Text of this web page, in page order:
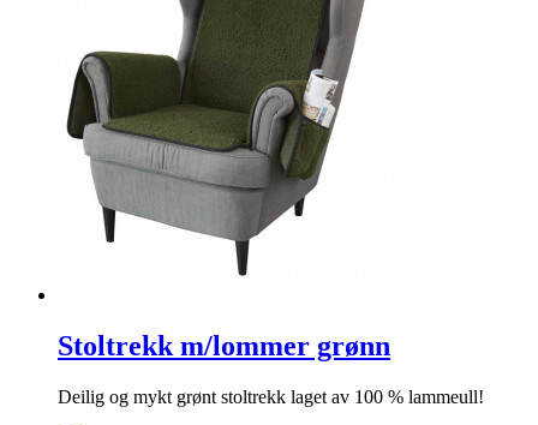
Stoltrekk m/lommer grønn
Deilig og mykt grønt stoltrekk laget av 100 % lammeull!